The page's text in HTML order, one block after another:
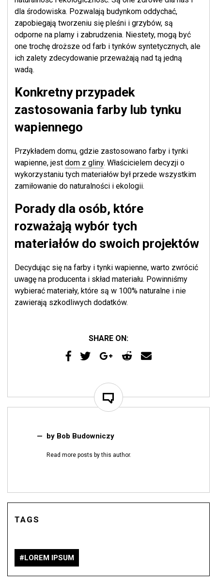
dla środowiska. Pozwalają budynkom oddychać,
zapobiegają tworzeniu się pleśni i grzybów, są
odporne na plamy i zabrudzenia. Niestety, mogą być
one trochę droższe od farb i tynków syntetycznych, ale
ich zalety zdecydowanie przeważają nad tą jedną
wadą.
Konkretny przypadek
zastosowania farby lub tynku
wapiennego
Przykładem domu, gdzie zastosowano farby i tynki
wapienne, jest dom z gliny. Właścicielem decyzji o
wykorzystaniu tych materiałów był przede wszystkim
zamiłowanie do naturalności i ekologii.
Porady dla osób, które
rozważają wybór tych
materiałów do swoich projektów
Decydując się na farby i tynki wapienne, warto zwrócić
uwagę na producenta i skład materiału. Powinniśmy
wybierać materiały, które są w 100% naturalne i nie
zawierają szkodliwych dodatków.
SHARE ON:
by Bob Budowniczy
Read more posts by this author.
TAGS
LOREM IPSUM